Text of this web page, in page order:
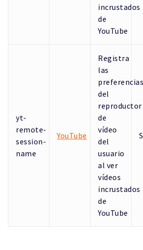
incrustados
de
YouTube
yt-
remote-
session-
name
YouTube
Registra
las
preferencias
del
reproductor
de
vídeo
del
usuario
al ver
vídeos
incrustados
de
YouTube